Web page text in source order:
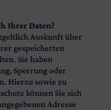
Ihrer Daten?
Auskunft über
gespeicherten
Sie haben
Sperrung oder
Hierzu sowie zu
können Sie sich
Adresse